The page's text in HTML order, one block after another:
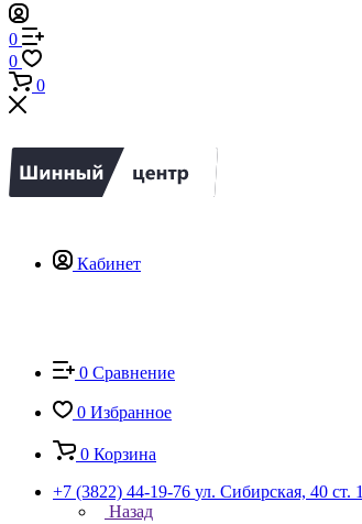
0
0
0
Кабинет
0 Сравнение
0 Избранное
0 Корзина
+7 (3822) 44-19-76 ул. Сибирская, 40 ст. 1
Назад